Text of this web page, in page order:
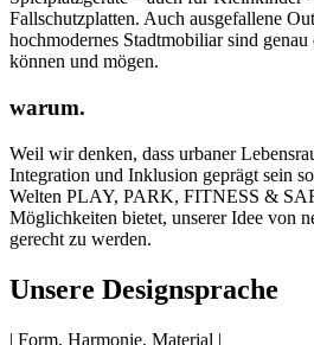
Fallschutzplatten. Auch ausgefallene
hochmodernes Stadtmobiliar sind
können und mögen.
warum.
Weil wir denken, dass urbaner
Integration und Inklusion geprägt sein
Welten PLAY, PARK, FITNESS &
Möglichkeiten bietet, unserer Idee von
gerecht zu werden.
Unsere Designsprache
| Form, Harmonie, Material |